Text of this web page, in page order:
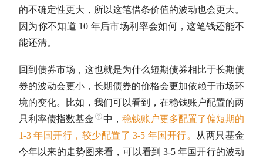
的不确定性更大，所以这笔借条价值的波动也会更大。
因为你不知道 10 年后市场利率会如何，这笔钱还能不
能还清。
回到债券市场，这也就是为什么短期债券相比于长期债
券的波动会更小，长期债券的价格会更加依赖于市场环
境的变化。比如，我们可以看到，在稳钱账户配置的两
只利率债指数基金 中， 稳钱账户更多配置了偏短期的
1-3 年国开行，较少配置了 3-5 年国开行。
从两只基金
今年以来的走势图来看，可以看到 3-5 年国开行的波动